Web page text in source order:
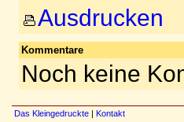
Ausdrucken
Kommentare
Noch keine
Das Kleingedruckte | Kontakt